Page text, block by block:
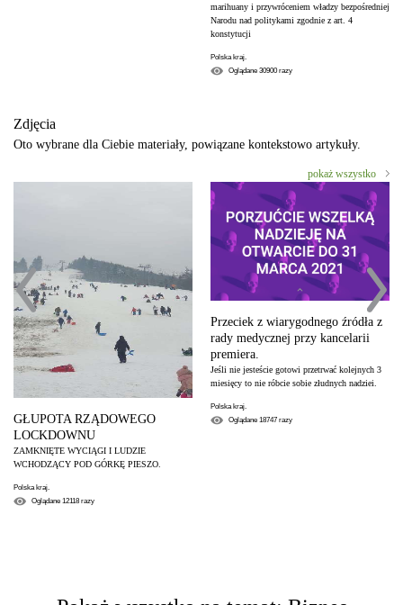
marihuany i przywróceniem władzy bezpośredniej
Narodu nad politykami zgodnie z art. 4
konstytucji
Polska kraj.
Oglądane 30900razy
Zdjęcia
Oto wybrane dla Ciebie materiały, powiązane kontekstowo artykuły.
pokaż wszystko
GŁUPOTA RZĄDOWEGO
LOCKDOWNU
ZAMKNIĘTE WYCIĄGI I LUDZIE
WCHODZĄCY POD GÓRKĘ PIESZO.
Polska kraj.
Oglądane 12118 razy
Przeciek z wiarygodnego źródła z
rady medycznej przy kancelarii
premiera.
Jeśli nie jesteście gotowi przetrwać kolejnych 3
miesięcy to nie róbcie sobie złudnych nadziei.
Polska kraj.
Oglądane 18747 razy